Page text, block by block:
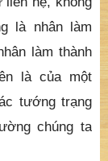
là nhân làm
làm thành
là của một
tướng trạng
chúng ta